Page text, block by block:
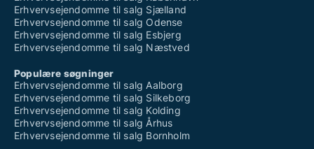
Erhvervsejendomme til salg Sjælland
Erhvervsejendomme til salg Odense
Erhvervsejendomme til salg Esbjerg
Erhvervsejendomme til salg Næstved
Populære søgninger
Erhvervsejendomme til salg Aalborg
Erhvervsejendomme til salg Silkeborg
Erhvervsejendomme til salg Kolding
Erhvervsejendomme til salg Århus
Erhvervsejendomme til salg Bornholm